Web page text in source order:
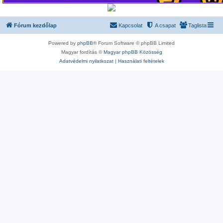
Fórum kezdőlap Taglista
A csapat
Kapcsolat
Powered by phpBB® Forum Software © phpBB Limited
Magyar fordítás ©Magyar phpBB Közösség
Adatvédelmi nyilatkozat| Használati feltételek